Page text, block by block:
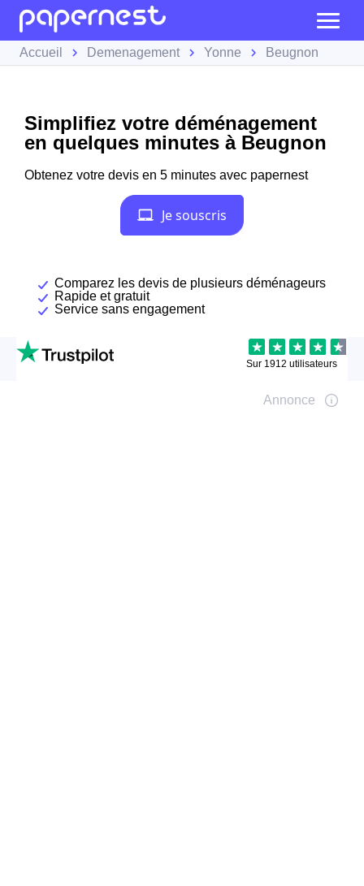
Accueil Demenagement Yonne Beugnon